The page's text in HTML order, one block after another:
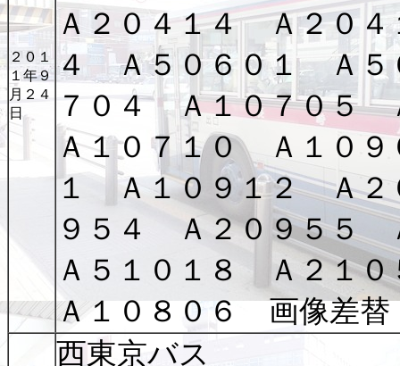
２０１
１年９
月２４
日
Ａ２０４１４ Ａ２０
４ Ａ５０６０１ Ａ５
７０４ Ａ１０７０５
Ａ１０７１０ Ａ１０
１ Ａ１０９１２ Ａ２
９５４ Ａ２０９５５
Ａ５１０１８ Ａ２１
Ａ１０８０６ 画像差替
西東京バス